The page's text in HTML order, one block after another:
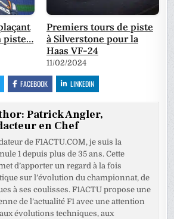
piste…
Premiers tours de piste
à Silverstone pour la
Haas VF-24
11/02/2024
FACEBOOK LINKEDIN
Patrick Angler,
en Chef
de F1ACTU.COM, je suis la
1 depuis plus de 35 ans. Cette
d’apporter un regard à la fois
sur l’évolution du championnat, de
à ses coulisses. F1ACTU propose une
de l’actualité F1 avec une attention
évolutions techniques, aux